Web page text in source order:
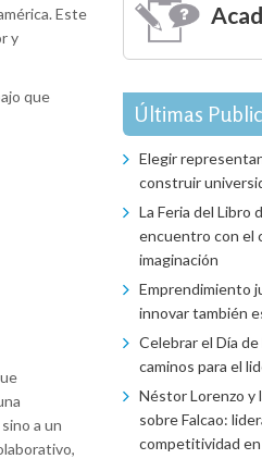
Este
y
que
a un
Últimas
Elegir
construir
La Feria del Libro
encuentro con el
imaginación
Emprendimiento
innovar también
Celebrar el Día
caminos para el
Néstor Lorenzo y
sobre Falcao:
competitividad en